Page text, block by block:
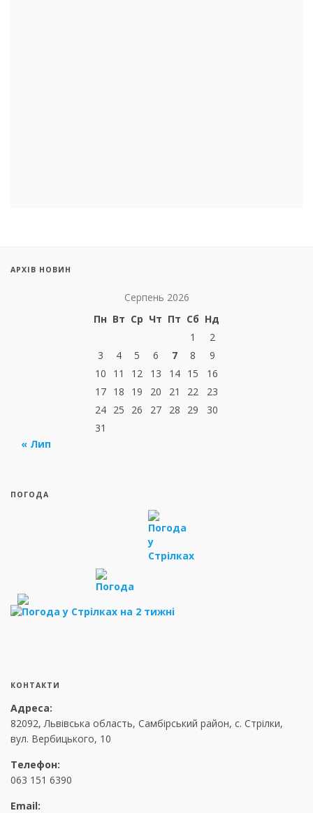
АРХІВ НОВИН
Серпень 2026
Пн Вт Ср Чт Пт Сб Нд
1
2
3
4 5 6 7 8
9
10
11 12 13 14 15
16
17
18 19 20 21 22
23
24
25 26 27 28 29
30
31
« Лип
ПОГОДА
КОНТАКТИ
Адреса:
82092, Львівська область, Самбірський район, с. Стрілки,
вул. Вербицького, 10
Телефон:
063 151 6390
Email: